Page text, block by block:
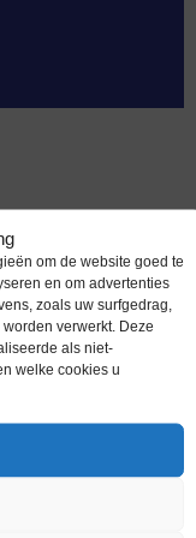
om de website goed te
en om advertenties
zoals uw surfgedrag,
verwerkt. Deze
als niet-
welke cookies u